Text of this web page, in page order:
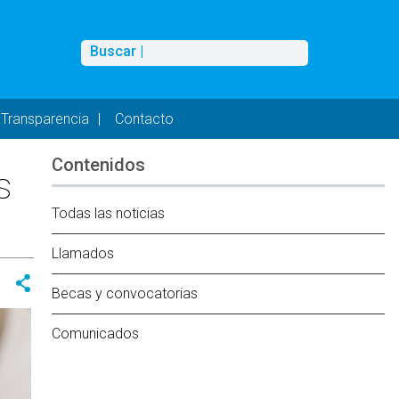
Buscar
Buscar |
Transparencia Contacto
Contenidos
Todas las noticias
Llamados
Becas y convocatorias
Comunicados